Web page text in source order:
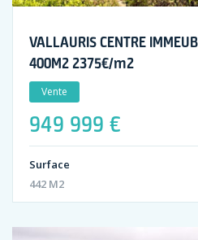
VALLAURIS CENTRE
400M2 2375€/m2
Vente
949 999 €
Surface
442 M2